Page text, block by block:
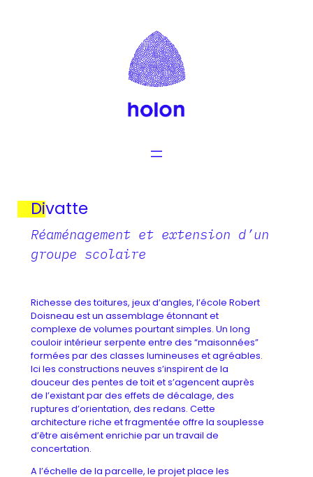
Divatte
Réaménagement et extension d’un
groupe scolaire
Richesse des toitures, jeux d’angles, l’école Robert
Doisneau est un assemblage étonnant et
complexe de volumes pourtant simples. Un long
couloir intérieur serpente entre des “maisonnées”
formées par des classes lumineuses et agréables.
Ici les constructions neuves s’inspirent de la
douceur des pentes de toit et s’agencent auprès
de l’existant par des effets de décalage, des
ruptures d’orientation, des redans. Cette
architecture riche et fragmentée offre la souplesse
d’être aisément enrichie par un travail de
concertation.
A l’échelle de la parcelle, le projet place les